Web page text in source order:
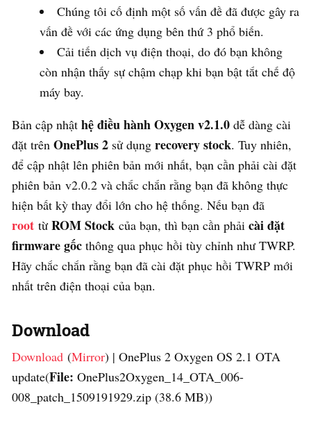
Chúng tôi cố định một số vấn đề đã được gây ra
vấn đề với các ứng dụng bên thứ 3 phổ biến.
Cải tiến dịch vụ điện thoại, do đó bạn không
còn nhận thấy sự chậm chạp khi bạn bật tắt chế độ
máy bay.
Bản cập nhật hệ điều hành Oxygen v2.1.0 dễ dàng cài
đặt trên OnePlus 2 sử dụng recovery stock. Tuy nhiên,
để cập nhật lên phiên bản mới nhất, bạn cần phải cài đặt
phiên bản v2.0.2 và chắc chắn rằng bạn đã không thực
hiện bất kỳ thay đổi lớn cho hệ thống. Nếu bạn đã
root từROM Stock của bạn, thì bạn cần phải cài đặt
firmware gốc thông qua phục hồi tùy chỉnh như TWRP.
Hãy chắc chắn rằng bạn đã cài đặt phục hồi TWRP mới
nhất trên điện thoại của bạn.
Download
Download (Mirror) | OnePlus 2 Oxygen OS 2.1 OTA
update(File: OnePlus2Oxygen_14_OTA_006-
008_patch_1509191929.zip (38.6 MB))